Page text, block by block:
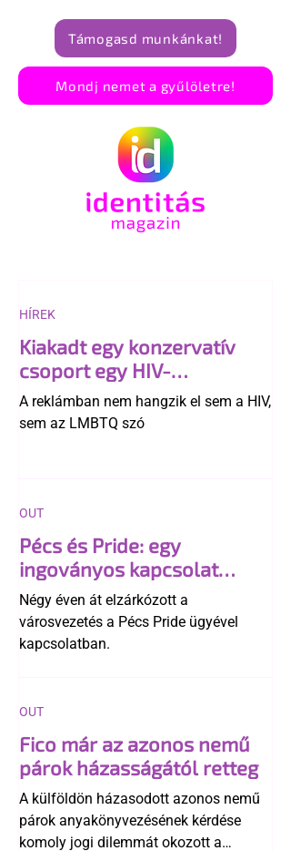
Támogasd munkánkat!
Mondj nemet a gyűlöletre!
Kiakadt egy konzervatív
csoport egy HIV-
megelőzésről szóló
reklámon
A reklámban nem hangzik el sem a HIV,
sem az LMBTQ szó
HÍREK
Pécs és Pride: egy
ingoványos kapcsolat
története
Négy éven át elzárkózott a
városvezetés a Pécs Pride ügyével
kapcsolatban.
OUT
Fico már az azonos nemű
párok házasságától retteg
A külföldön házasodott azonos nemű
párok anyakönyvezésének kérdése
komoly jogi dilemmát okozott a
OUT